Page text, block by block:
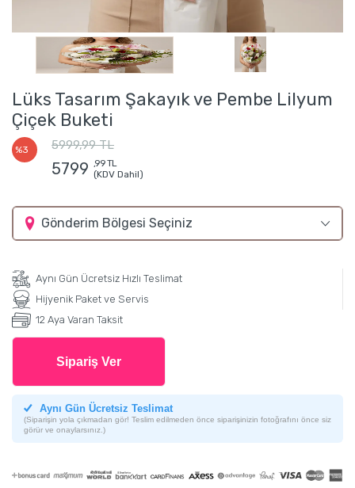
Lüks Tasarım Şakayık ve Pembe Lilyum
Çiçek Buketi
%3 5999,99 TL
5799 ,99 TL
(KDV Dahil)
Gönderim Bölgesi Seçiniz
Aynı Gün Ücretsiz Hızlı Teslimat
Hijyenik Paket ve Servis
12 Aya Varan Taksit
Sipariş Ver
Aynı Gün Ücretsiz Teslimat
(Siparişin yola çıkmadan gör! Teslim edilmeden önce siparişinizin fotoğrafını önce siz
görür ve onaylarsınız.)